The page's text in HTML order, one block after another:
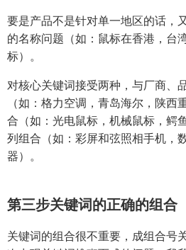
要是产品不是针对单一地区的话，
的名称问题（如：鼠标在香港，台
标）。
对核心关键词接受两种，与厂商、
（如：格力空调，青岛海尔，陕西
合（如：光电鼠标，机械鼠标，鳄
列组合（如：彩屏和弦照相手机，
器）。
第三步关键词的正确的组合
关键词的组合很不重要，成组合号